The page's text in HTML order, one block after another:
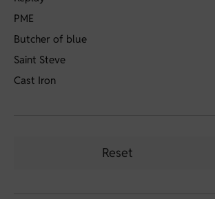
PME
Butcher of blue
Saint Steve
Cast Iron
Reset